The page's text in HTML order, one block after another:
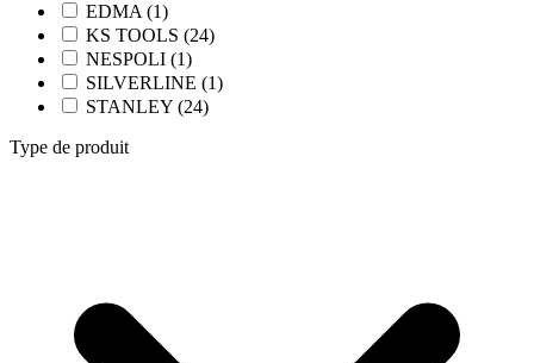
EDMA (1)
KS TOOLS (24)
NESPOLI (1)
SILVERLINE (1)
STANLEY (24)
Type de produit